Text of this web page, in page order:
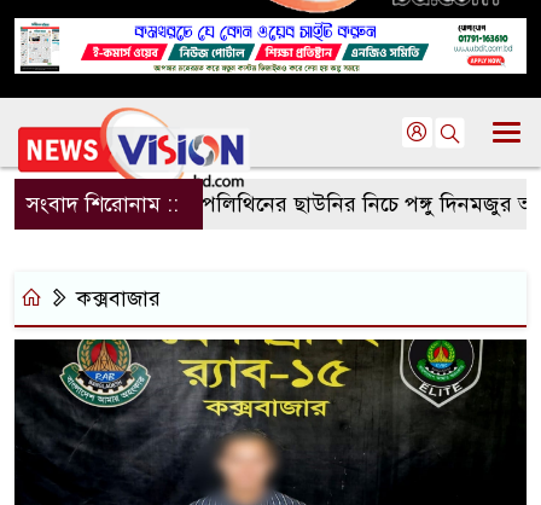
সংবাদ শিরোনাম ::পলিথিনের ছাউনির নিচে পঙ্গু দিনমজুর আলী
কক্সবাজার